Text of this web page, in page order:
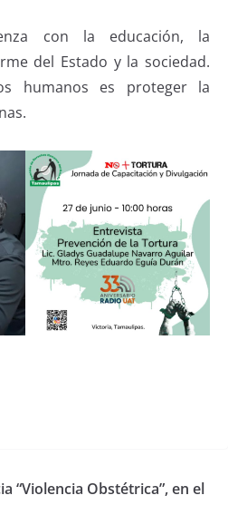
con la educación, la
del Estado y la sociedad.
humanos es proteger la
“Violencia Obstétrica”, en el